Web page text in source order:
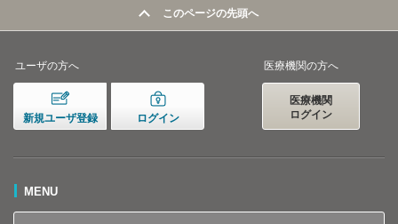
このページの先頭へ
ユーザの方へ
新規ユーザ登録 ログイン
医療機関の方へ
医療機関
ログイン
MENU